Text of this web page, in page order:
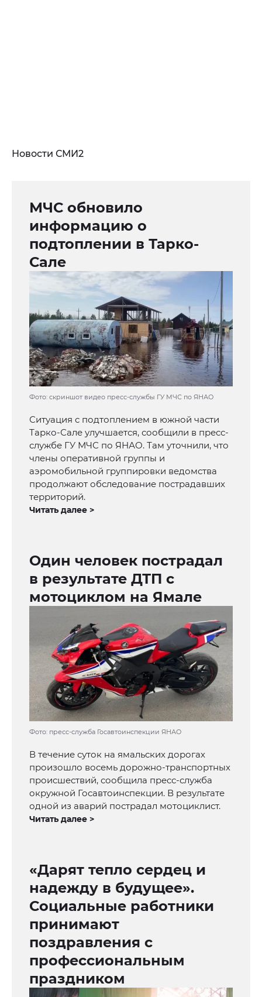
Новости СМИ2
МЧС обновило
информацию о
подтоплении в Тарко-
Сале
Фото: скриншот видео пресс-службы ГУ МЧС по ЯНАО
Ситуация с подтоплением в южной части
Тарко-Сале улучшается, сообщили в пресс-
службе ГУ МЧС по ЯНАО. Там уточнили, что
члены оперативной группы и
аэромобильной группировки ведомства
продолжают обследование пострадавших
территорий.
Читать далее >
Один человек пострадал
в результате ДТП с
мотоциклом на Ямале
Фото: пресс-служба Госавтоинспекции ЯНАО
В течение суток на ямальских дорогах
произошло восемь дорожно-транспортных
происшествий, сообщила пресс-служба
окружной Госавтоинспекции. В результате
одной из аварий пострадал мотоциклист.
Читать далее >
«Дарят тепло сердец и
надежду в будущее».
Социальные работники
принимают
поздравления с
профессиональным
праздником